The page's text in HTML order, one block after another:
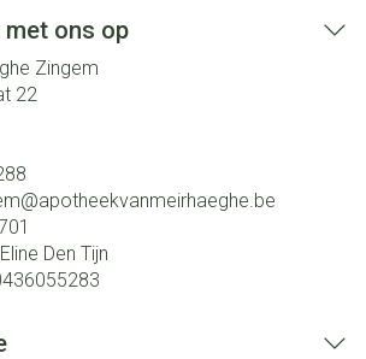
ons op
Zingem
22
apotheekvanmeirhaeghe.be
Eline Den Tijn